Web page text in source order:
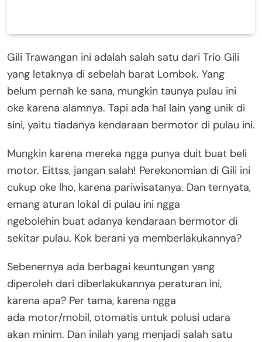
Gili Trawangan ini adalah salah satu dari Trio Gili
yang letaknya di sebelah barat Lombok. Yang
belum pernah ke sana, mungkin taunya pulau ini
oke karena alamnya. Tapi ada hal lain yang unik di
sini, yaitu tiadanya kendaraan bermotor di pulau ini.
Mungkin karena mereka ngga punya duit buat beli
motor. Eittss, jangan salah! Perekonomian di Gili ini
cukup oke lho, karena pariwisatanya. Dan ternyata,
emang aturan lokal di pulau ini ngga
ngebolehin buat adanya kendaraan bermotor di
sekitar pulau. Kok berani ya memberlakukannya?
Sebenernya ada berbagai keuntungan yang
diperoleh dari diberlakukannya peraturan ini,
karena apa? Per tama, karena ngga
ada motor/mobil, otomatis untuk polusi udara
akan minim. Dan inilah yang menjadi salah satu